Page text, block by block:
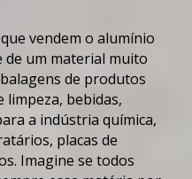
vendem oalumínio
um material muito
de produtos
limpeza, bebidas,
a indústria química,
placas de
Imagine se todos